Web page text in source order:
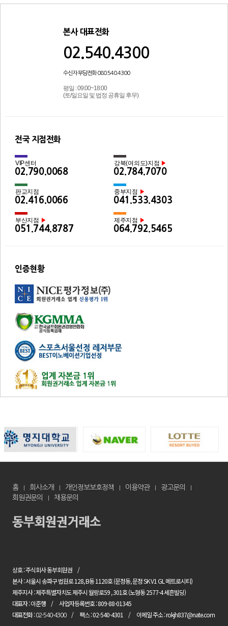
본사 대표전화
02.540.4300
수신자 부담전화 080.540.4300
평일 : 09:00~18:00
(토/일요일 및 법정 공휴일 후무)
전국 지점전화
VIP센터
02.790.0068
강북(여의도)지점 ▶
02.784.7070
판교지점
02.416.0066
중부지점 ▶
041.533.4303
부산지점 ▶
051.744.8787
제주지점 ▶
064.792.5465
인증현황
홈 회사소개 개인정보보호정책 이용약관
광고문의
회원권문의
채용문의
상호 : 주식회사 동부회원권
본사 : 서울시 송파구 법원로 128, B동 1120호 (문정동, 문정 SK V1 GL 메트로시티)
제주지사 : 제주특별자치도 제주시 월랑로59 , 301호 (노형동 2577-4 세흔빌딩)
대표자 : 이준행
사업자등록번호 : 809-88-01345
대표전화 :02-540-4300 팩스 : 02-540-4301 이메일 주소 : rokjh837@nate.com